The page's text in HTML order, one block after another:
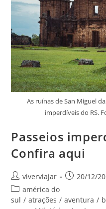
1
As ruínas de San Miguel
imperdíveis do RS.
Passeios
Confira aqui
Autor
do
post:
viverviajar
Post20/12/
Categoria
do
américa do
sul / atrações / aventura /